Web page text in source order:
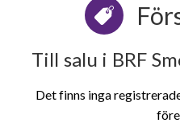
Till salu i BRF
Det finns inga